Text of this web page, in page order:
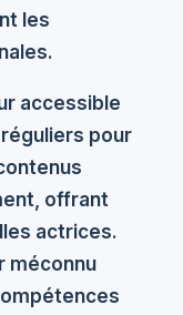
les
accessible
pour
offrant
actrices.
méconnu